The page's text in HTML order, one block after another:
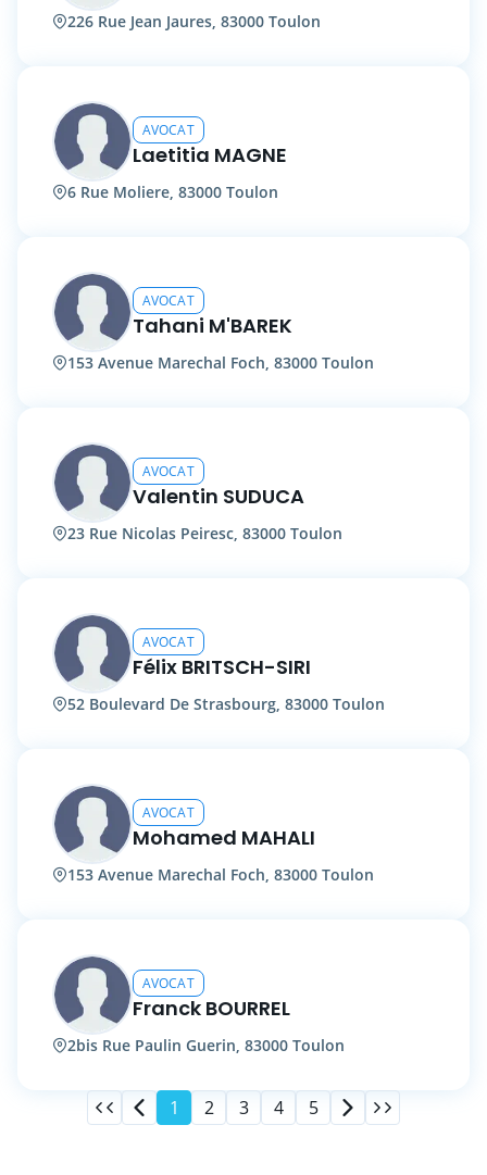
226 Rue Jean Jaures, 83000 Toulon
AVOCAT
Laetitia MAGNE
6 Rue Moliere, 83000 Toulon
AVOCAT
Tahani M'BAREK
153 Avenue Marechal Foch, 83000 Toulon
AVOCAT
Valentin SUDUCA
23 Rue Nicolas Peiresc, 83000 Toulon
AVOCAT
Félix BRITSCH-SIRI
52 Boulevard De Strasbourg, 83000 Toulon
AVOCAT
Mohamed MAHALI
153 Avenue Marechal Foch, 83000 Toulon
AVOCAT
Franck BOURREL
2bis Rue Paulin Guerin, 83000 Toulon
1 2 3 4 5